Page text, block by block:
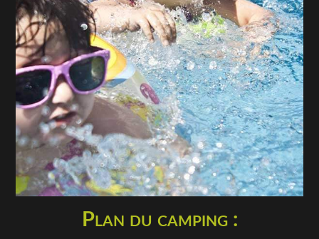
Plan du camping :